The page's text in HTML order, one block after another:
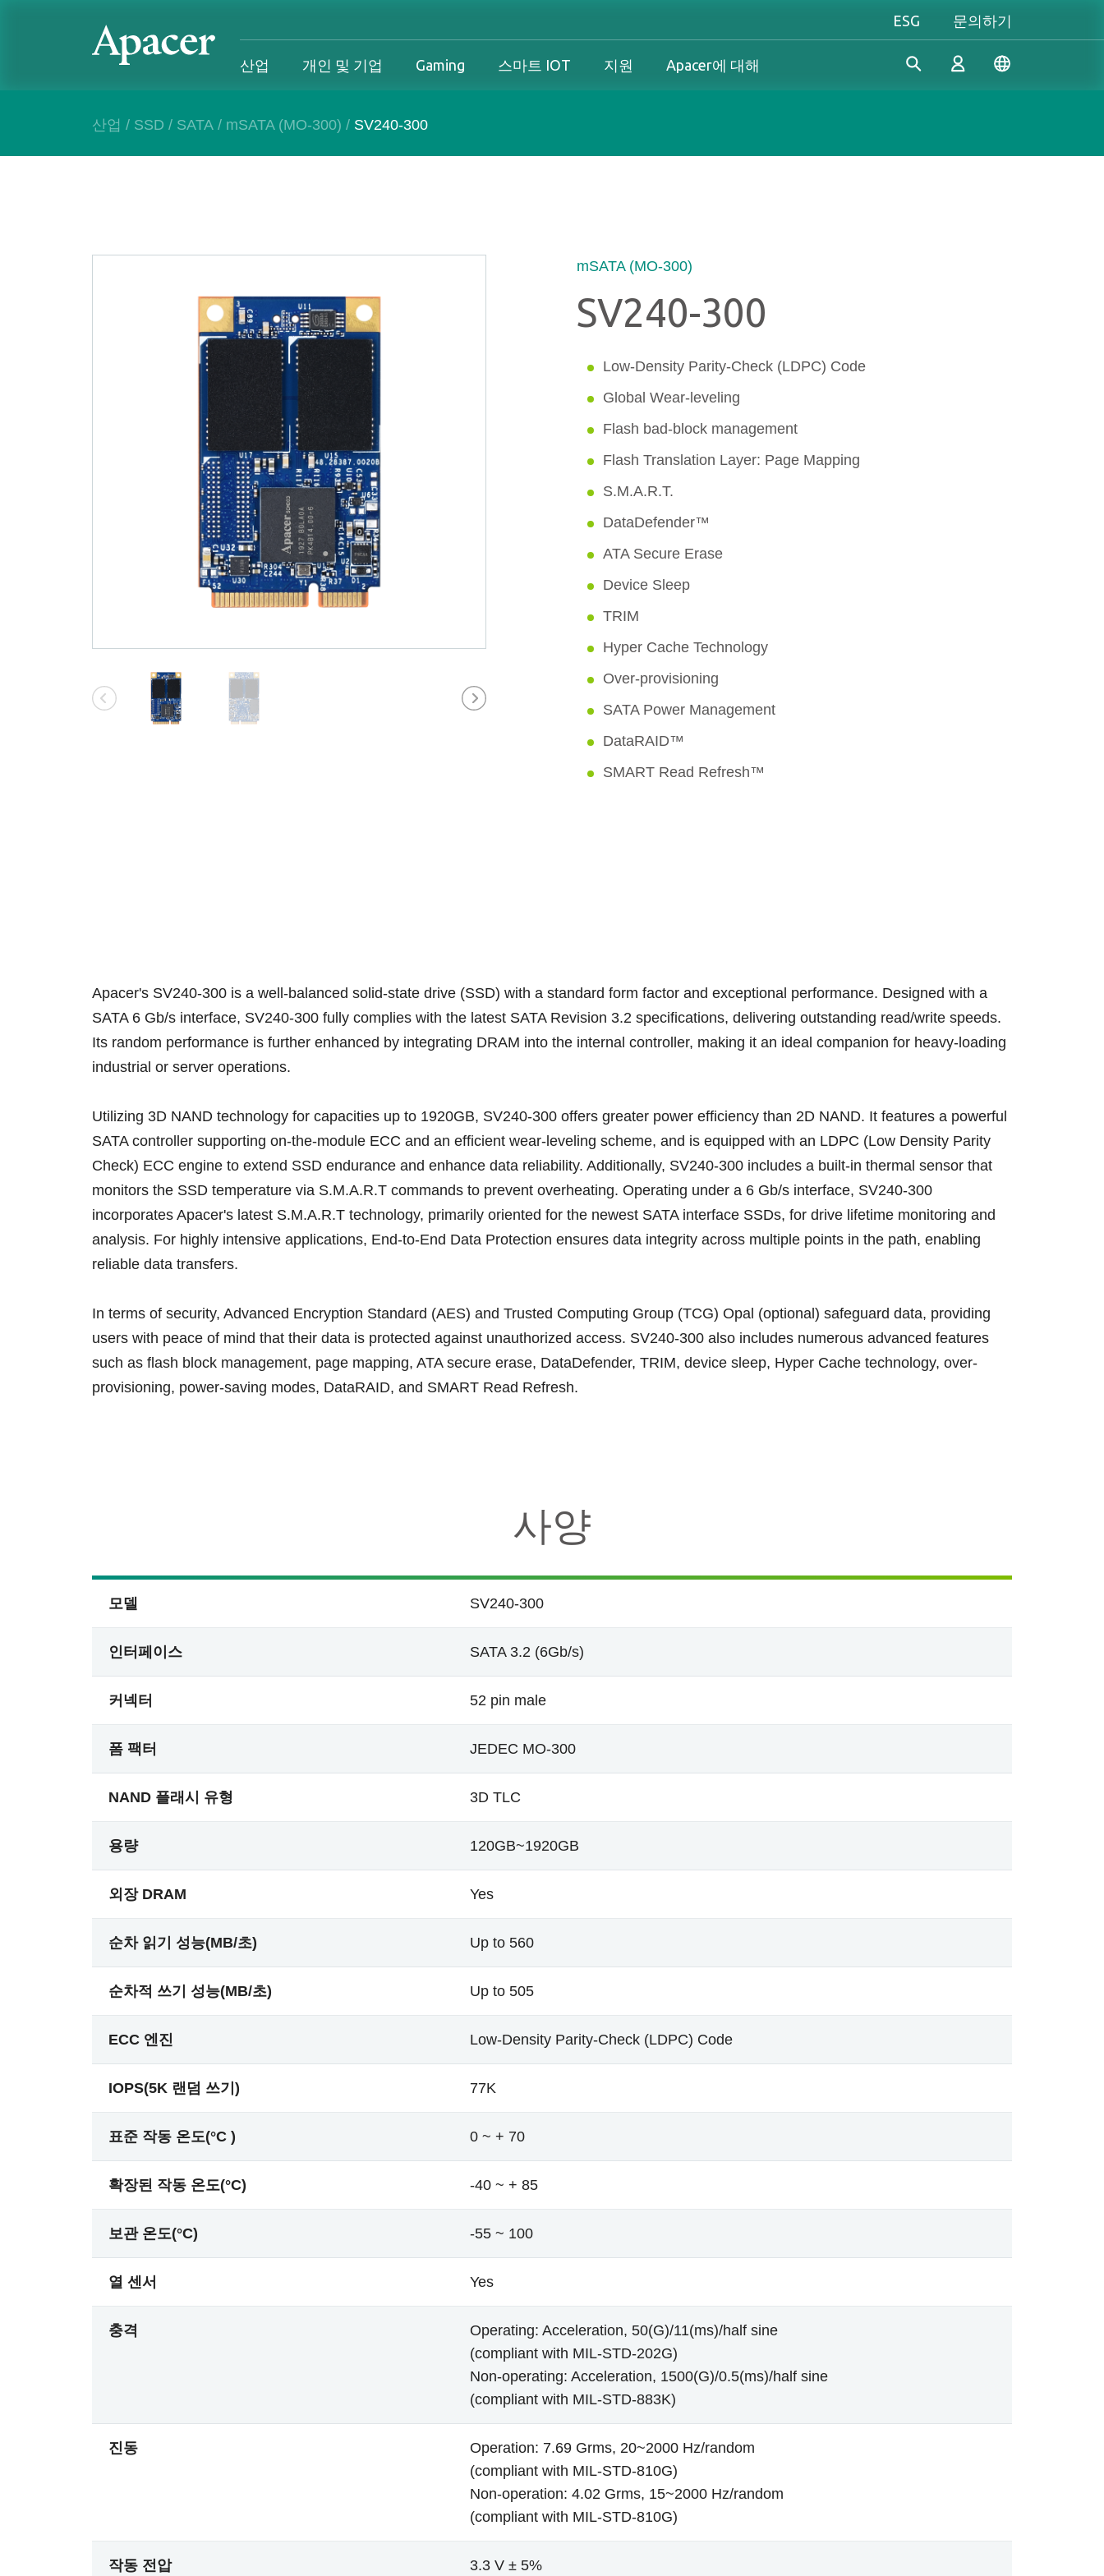
ESG 문의하기
산업
산업
DRAM
애플리케이션
성공 사례
산업 개요
더 알아보기
개인 및 기업
개인 및 기업
비즈니스 제품
개인 및 기업 개요
디지털 데이터를 쉽게 기록, 저
다.
Gaming
Gaming Gaming 개요
더 알아보기
스마트 IOT 지원
지원
Gaming
고객 서비스
PCN & EOL 정책
Apacer에 대해
산업 / SSD / SATA / mSATA (MO-300) / SV240-300
mSATA (MO-300)
SV240-300
Low-Density Parity-Check (LDPC) Code
Global Wear-leveling
Flash bad-block management
Flash Translation Layer: Page Mapping
S.M.A.R.T.
DataDefender™
ATA Secure Erase
Device Sleep
TRIM
Hyper Cache Technology
Over-provisioning
SATA Power Management
DataRAID™
SMART Read Refresh™
Apacer's SV240-300 is a well-balanced solid-state drive (SSD) with a standard form factor and exceptional performance. Designed with a
SATA 6 Gb/s interface, SV240-300 fully complies with the latest SATA Revision 3.2 specifications, delivering outstanding read/write speeds.
Its random performance is further enhanced by integrating DRAM into the internal controller, making it an ideal companion for heavy-loading
industrial or server operations.
Utilizing 3D NAND technology for capacities up to 1920GB, SV240-300 offers greater power efficiency than 2D NAND. It features a powerful
SATA controller supporting on-the-module ECC and an efficient wear-leveling scheme, and is equipped with an LDPC (Low Density Parity
Check) ECC engine to extend SSD endurance and enhance data reliability. Additionally, SV240-300 includes a built-in thermal sensor that
monitors the SSD temperature via S.M.A.R.T commands to prevent overheating. Operating under a 6 Gb/s interface, SV240-300
incorporates Apacer's latest S.M.A.R.T technology, primarily oriented for the newest SATA interface SSDs, for drive lifetime monitoring and
analysis. For highly intensive applications, End-to-End Data Protection ensures data integrity across multiple points in the path, enabling
reliable data transfers.
In terms of security, Advanced Encryption Standard (AES) and Trusted Computing Group (TCG) Opal (optional) safeguard data, providing
users with peace of mind that their data is protected against unauthorized access. SV240-300 also includes numerous advanced features
such as flash block management, page mapping, ATA secure erase, DataDefender, TRIM, device sleep, Hyper Cache technology, over-
provisioning, power-saving modes, DataRAID, and SMART Read Refresh.
사양
모델 SV240-300
인터페이스 SATA 3.2 (6Gb/s)
커넥터 52 pin male
폼 팩터 JEDEC MO-300
NAND 플래시 유형 3D TLC
용량 120GB~1920GB
외장 DRAM Yes
순차 읽기 성능(MB/초) Up to 560
순차적 쓰기 성능(MB/초) Up to 505
ECC 엔진 Low-Density Parity-Check (LDPC) Code
IOPS(5K 랜덤 쓰기) 77K
표준 작동 온도(°C ) 0 ~ + 70
확장된 작동 온도(°C) -40 ~ + 85
보관 온도(°C) -55 ~ 100
열 센서 Yes
충격
Operating: Acceleration, 50(G)/11(ms)/half sine
(compliant with MIL-STD-202G)
Non-operating: Acceleration, 1500(G)/0.5(ms)/half sine
(compliant with MIL-STD-883K)
진동
Operation: 7.69 Grms, 20~2000 Hz/random
(compliant with MIL-STD-810G)
Non-operation: 4.02 Grms, 15~2000 Hz/random
(compliant with MIL-STD-810G)
작동 전압 3.3 V ± 5%